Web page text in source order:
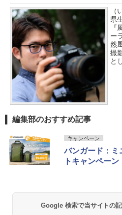
（
県
『
ー
然
撮
と
編集部のおすすめ記事
キャンペーン
バンガード：ミ
トキャンペーン
Google 検索で当サイトの